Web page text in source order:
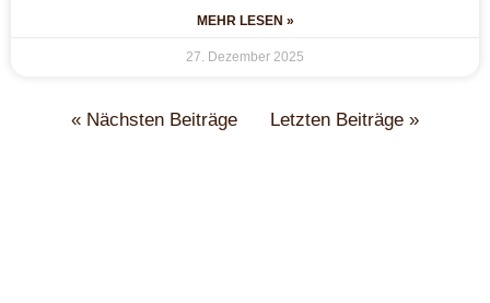
MEHR LESEN »
27. Dezember 2025
« Nächsten Beiträge Letzten Beiträge »